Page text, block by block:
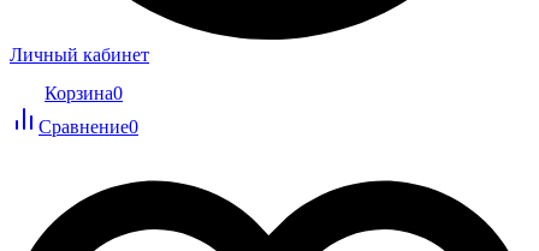
Личный кабинет
Корзина0
Сравнение0